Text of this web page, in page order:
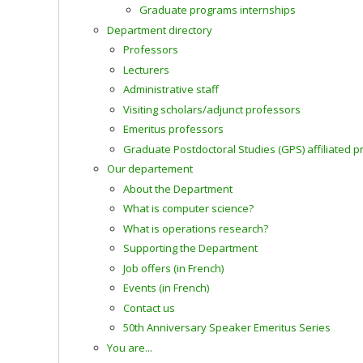
Graduate programs internships
Department directory
Professors
Lecturers
Administrative staff
Visiting scholars/adjunct professors
Emeritus professors
Graduate Postdoctoral Studies (GPS) affiliated
Our departement
About the Department
What is computer science?
What is operations research?
Supporting the Department
Job offers (in French)
Events (in French)
Contact us
50th Anniversary Speaker Emeritus Series
You are...